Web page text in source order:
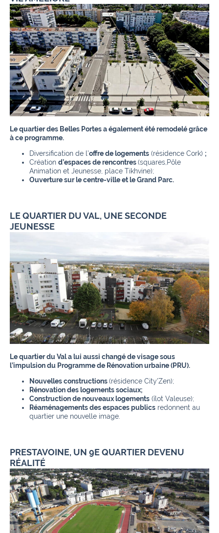
Le quartier des Belles Portes a également été remodelé grâce
à ce programme.
Diversification de l’offre de logements (résidence Cork) ;
Création d’espaces de rencontres(squares,Pôle
Animation et Jeunesse, place Tikhvine);
Ouverture sur le centre-ville et le Grand Parc.
LE QUARTIER DU VAL, UNE SECONDE
JEUNESSE
Le quartier du Val a lui aussi changé de visage sous
l’impulsion du Programme de Rénovation urbaine (PRU).
Nouvelles constructions(résidence City'Zen);
Rénovation des logements sociaux;
Construction de nouveaux logements (îlot Valeuse);
Réaménagements des espaces publics redonnent au
quartier une nouvelle image.
PRESTAVOINE, UN 9E QUARTIER DEVENU
RÉALITÉ